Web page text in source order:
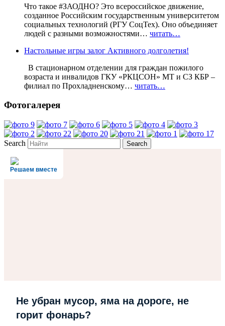
Что такое #ЗАОДНО? Это всероссийское движение,
созданное Российским государственным университетом
социальных технологий (РГУ СоцТех). Оно объединяет
людей с разными возможностями… читать…
Настольные игры залог Активного долголетия!
В стационарном отделении для граждан пожилого
возраста и инвалидов ГКУ «РКЦСОН» МТ и СЗ КБР –
филиал по Прохладненскому… читать…
Фотогалерея
Search
Решаем вместе
Не убран мусор, яма на дороге, не
горит фонарь?